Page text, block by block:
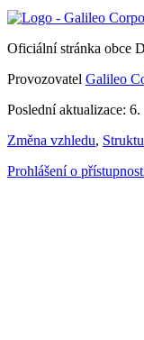
Oficiální stránka obce
Provozovatel Galileo
Poslední aktualizace:
Změna vzhledu,
Prohlášení o